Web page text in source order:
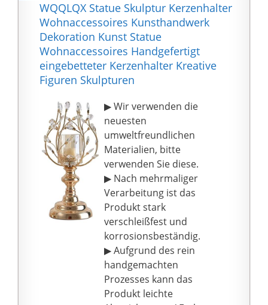
WQQLQX Statue Skulptur Kerzenhalter
Wohnaccessoires Kunsthandwerk
Dekoration Kunst Statue
Wohnaccessoires Handgefertigt
eingebetteter Kerzenhalter Kreative
Figuren Skulpturen
▶ Wir verwenden die
neuesten
umweltfreundlichen
Materialien, bitte
verwenden Sie diese.
▶ Nach mehrmaliger
Verarbeitung ist das
Produkt stark
verschleißfest und
korrosionsbeständig.
▶ Aufgrund des rein
handgemachten
Prozesses kann das
Produkt leichte